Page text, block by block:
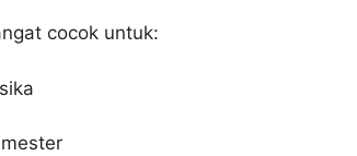
cocok untuk: